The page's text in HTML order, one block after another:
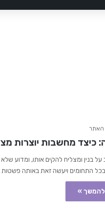
האתר
כיצד מחשבות יוצרות
בנין ומצליח להקים אותו, ומדוע שלא
התחומים ויעשה זאת באותה
»